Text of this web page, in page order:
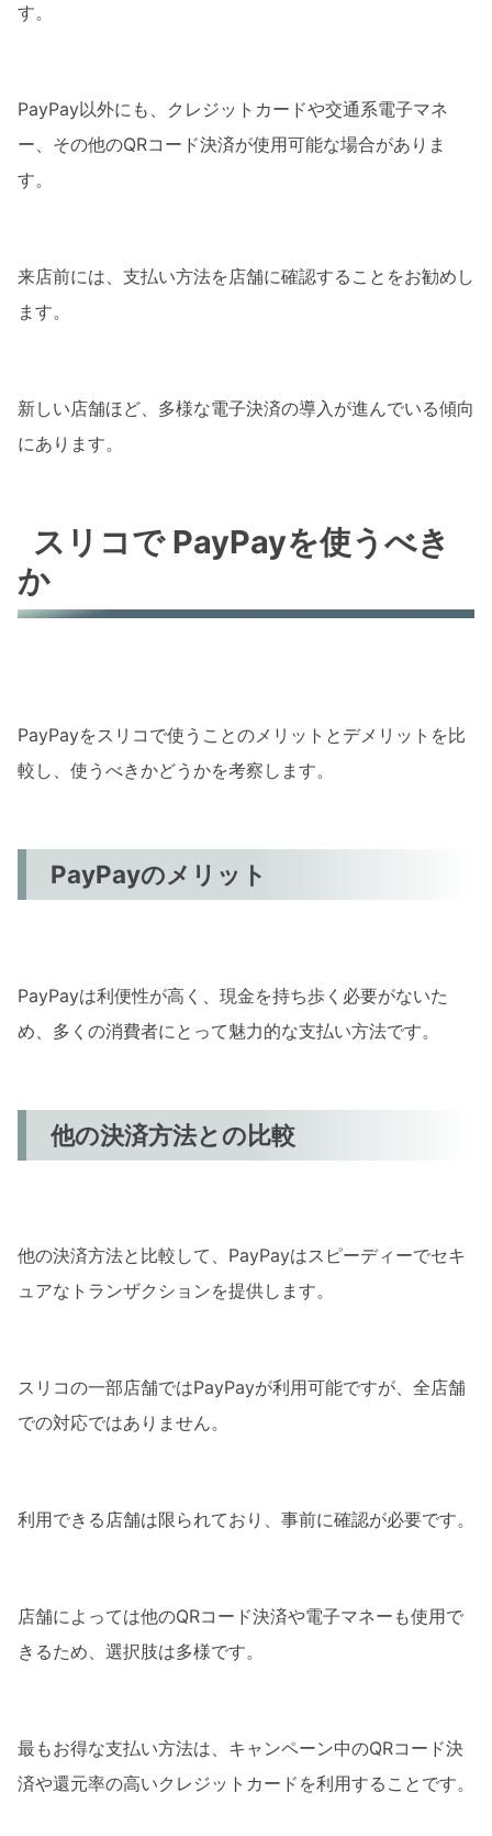
す。
PayPay以外にも、クレジットカードや交通系電子マネ
ー、その他のQRコード決済が使用可能な場合がありま
す。
来店前には、支払い方法を店舗に確認することをお勧めし
ます。
新しい店舗ほど、多様な電子決済の導入が進んでいる傾向
にあります。
スリコで PayPayを使うべき
か
PayPayをスリコで使うことのメリットとデメリットを比
較し、使うべきかどうかを考察します。
PayPayのメリット
PayPayは利便性が高く、現金を持ち歩く必要がないた
め、多くの消費者にとって魅力的な支払い方法です。
他の決済方法との比較
他の決済方法と比較して、PayPayはスピーディーでセキ
ュアなトランザクションを提供します。
スリコの一部店舗ではPayPayが利用可能ですが、全店舗
での対応ではありません。
利用できる店舗は限られており、事前に確認が必要です。
店舗によっては他のQRコード決済や電子マネーも使用で
きるため、選択肢は多様です。
最もお得な支払い方法は、キャンペーン中のQRコード決
済や還元率の高いクレジットカードを利用することです。